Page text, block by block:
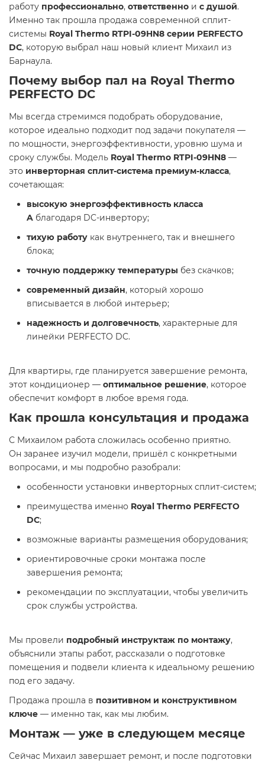
работу профессионально, ответственно и с душой.
Именно так прошла продажа современной сплит-
системы Royal Thermo RTPI-09HN8 серии PERFECTO
DC, которую выбрал наш новый клиент Михаил из
Барнаула.
Почему выбор пал на Royal Thermo
PERFECTO DC
Мы всегда стремимся подобрать оборудование,
которое идеально подходит под задачи покупателя —
по мощности, энергоэффективности, уровню шума и
сроку службы. Модель Royal Thermo RTPI-09HN8 —
это инверторная сплит-система премиум-класса,
сочетающая:
высокую энергоэффективность класса
A благодаря DC-инвертору;
тихую работу как внутреннего, так и внешнего
блока;
точную поддержку температуры без скачков;
современный дизайн, который хорошо
вписывается в любой интерьер;
надежность и долговечность, характерные для
линейки PERFECTO DC.
Для квартиры, где планируется завершение ремонта,
этот кондиционер — оптимальное решение, которое
обеспечит комфорт в любое время года.
Как прошла консультация и продажа
С Михаилом работа сложилась особенно приятно.
Он заранее изучил модели, пришёл с конкретными
вопросами, и мы подробно разобрали:
особенности установки инверторных сплит-систем;
преимущества именно Royal Thermo PERFECTO
DC;
возможные варианты размещения оборудования;
ориентировочные сроки монтажа после
завершения ремонта;
рекомендации по эксплуатации, чтобы увеличить
срок службы устройства.
Мы провели подробный инструктаж по монтажу,
объяснили этапы работ, рассказали о подготовке
помещения и подвели клиента к идеальному решению
под его задачу.
Продажа прошла в позитивном и конструктивном
ключе — именно так, как мы любим.
Монтаж — уже в следующем месяце
Сейчас Михаил завершает ремонт, и после подготовки